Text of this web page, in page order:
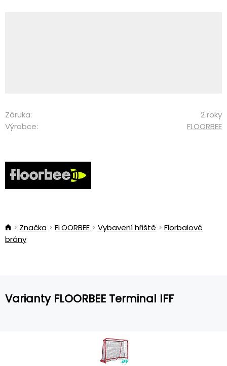
Záruka:
2 roky
Výrobce:
FLOORBEE
Značka FLOORBEE Vybavení hřiště
Florbalové
brány
Varianty FLOORBEE Terminal IFF